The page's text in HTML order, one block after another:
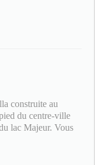
construite au
du centre-ville
lac Majeur. Vous